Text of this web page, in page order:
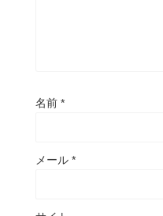
名前 *
メール *